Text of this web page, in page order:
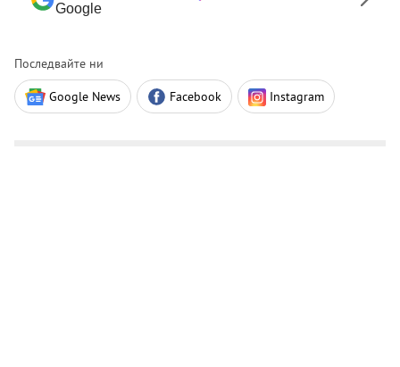
Google
Последвайте ни
Google News Facebook Instagram